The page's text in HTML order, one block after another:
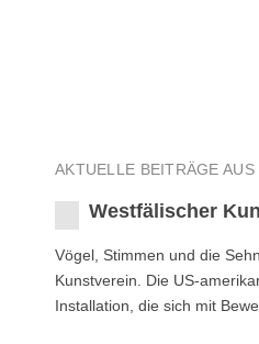
AKTUELLE BEITRÄGE AUS
Westfälischer
Vögel, Stimmen und die
Kunstverein. Die US-
Installation, die sich mit